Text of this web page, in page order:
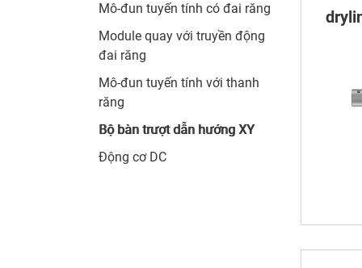
Mô-đun tuyến tính có đai răng
Module quay với truyền động
đai răng
Mô-đun tuyến tính với thanh
răng
Bộ bàn trượt dẫn hướng XY
Động cơ DC